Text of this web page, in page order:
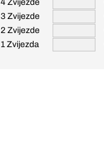
4 Zvijezde
3 Zvijezde
2 Zvijezde
1 Zvijezda